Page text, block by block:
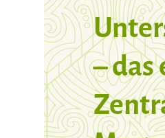
– das